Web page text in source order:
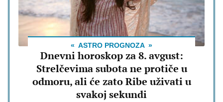
ASTRO PROGNOZA
Dnevni horoskop za 8. avgust:
Strelčevima subota ne protiče u
odmoru, ali će zato Ribe uživati u
svakoj sekundi